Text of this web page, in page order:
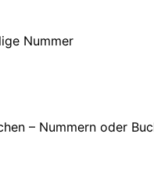
Nummer
– Nummern oder